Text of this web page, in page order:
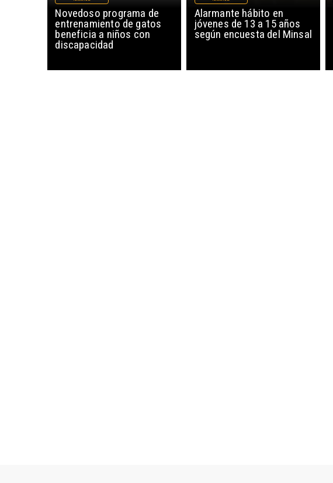
Novedoso programa de
entrenamiento de gatos
beneficia a niños con
discapacidad
Alarmante hábito en
jóvenes de 13 a 15 años
según encuesta del Minsal